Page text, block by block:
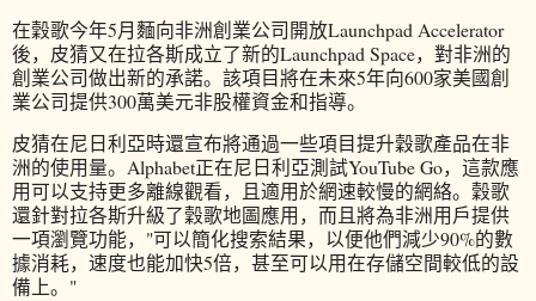
在穀歌今年5月麵向非洲創業公司開放Launchpad Accelerator
後，皮猜又在拉各斯成立了新的Launchpad Space，對非洲的
創業公司做出新的承諾。該項目將在未來5年向600家美國創
業公司提供300萬美元非股權資金和指導。
皮猜在尼日利亞時還宣布將通過一些項目提升穀歌產品在非
洲的使用量。Alphabet正在尼日利亞測試YouTube Go，這款應
用可以支持更多離線觀看，且適用於網速較慢的網絡。穀歌
還針對拉各斯升級了穀歌地圖應用，而且將為非洲用戶提供
一項瀏覽功能，"可以簡化搜索結果，以便他們減少90%的數
據消耗，速度也能加快5倍，甚至可以用在存儲空間較低的設
備上。"